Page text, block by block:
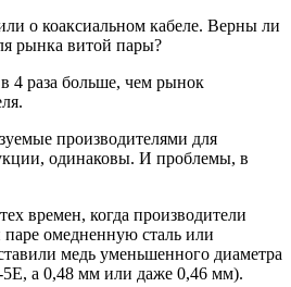
о коаксиальном кабеле. Верны ли
рынка витой пары?
4 раза больше, чем рынок
производителями для
одинаковы. И проблемы, в
времен, когда производители
омедненную сталь или
медь уменьшенного диаметра
а 0,48 мм или даже 0,46 мм).